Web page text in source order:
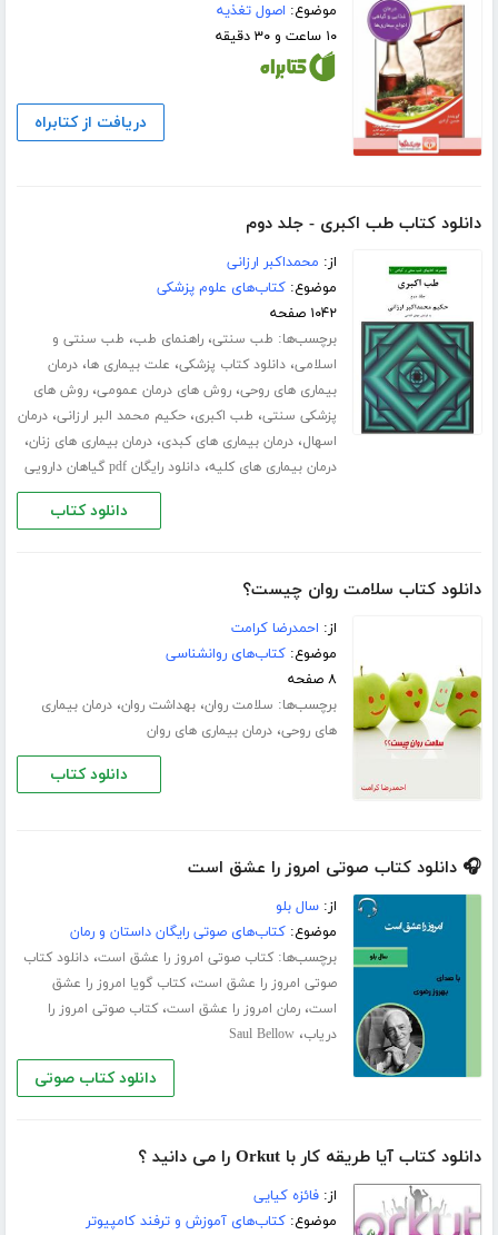
موضوع: اصول تغذیه
۱۰ ساعت و ۳۰ دقیقه
دریافت از کتابراه
دانلود کتاب طب اکبری - جلد دوم
از: محمداکبر ارزانی
موضوع:کتاب‌های علوم پزشکی
۱۰۴۲ صفحه
برچسب‌ها: طب سنتی،راهنمای طب، طب سنتی و
اسلامی،دانلود کتاب پزشکی، علت بیماری ها،درمان
بیماری های روحی،روش های درمان عمومی،روش های
پزشکی سنتی، طب اکبری،حکیم محمد البر ارزانی،درمان
اسهال،درمان بیماری های کبدی،درمان بیماری های زنان،
درمان بیماری های کلیه،دانلود رایگان pdf گیاهان دارویی
دانلود کتاب
دانلود کتاب سلامت روان چیست؟
از: احمدرضا کرامت
موضوع:کتاب‌های روانشناسی
۸ صفحه
برچسب‌ها: سلامت روان،بهداشت روان،درمان بیماری
های روحی،درمان بیماری های روان
دانلود کتاب
🎧 دانلود کتاب صوتی امروز را عشق است
از:سال بلو
موضوع:کتاب‌های صوتی رایگان داستان و رمان
برچسب‌ها:کتاب صوتی امروز را عشق است،دانلود کتاب
صوتی امروز را عشق است،کتاب گویا امروز را عشق
است،رمان امروز را عشق است،کتاب صوتی امروز را
دریاب،Saul Bellow
دانلود کتاب صوتی
دانلود کتاب آیا طریقه کار با Orkut را می دانید ؟
از:فائزه کیایی
موضوع:کتاب‌های آموزش و ترفند کامپیوتر